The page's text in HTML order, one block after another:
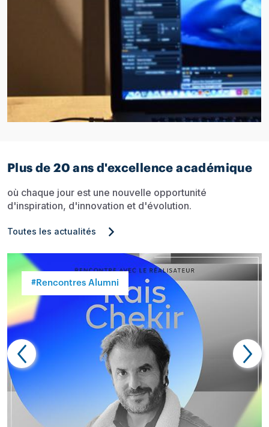
Plus de 20 ans d'excellence académique
où chaque jour est une nouvelle opportunité
d'inspiration, d'innovation et d'évolution.
Toutes les actualités
#Rencontres Alumni